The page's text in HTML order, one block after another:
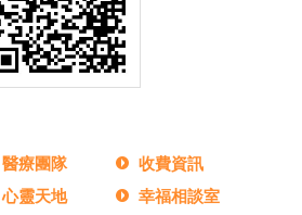
醫療團隊
收費資訊
心靈天地
幸福相談室